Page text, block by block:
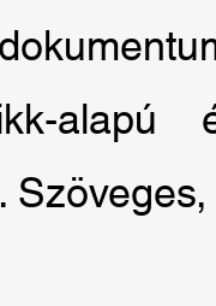
alapú